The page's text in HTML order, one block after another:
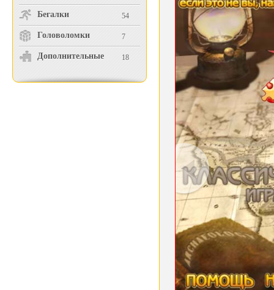
Бегалки 54
Головоломки 7
Дополнительные 18